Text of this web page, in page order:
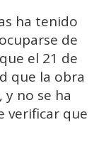
ha tenido
de
el 21 de
que la obra
no se ha
verificar que